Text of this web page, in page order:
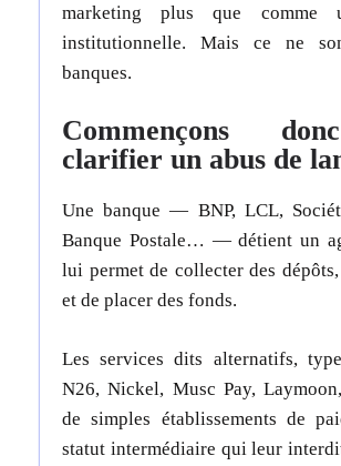
marketing plus que comme
institutionnelle. Mais ce ne
banques.
Commençons
clarifier un abus de
Une banque — BNP, LCL,
Banque Postale… — détient un
lui permet de collecter des
et de placer des fonds.
Les services dits alternatifs,
N26, Nickel, Musc Pay,
de simples établissements de
statut intermédiaire qui leur